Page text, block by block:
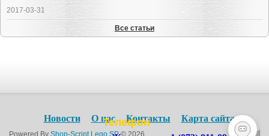
2017-03-31
Все статьи
Новости О нас Контакты Карта сайта
Powered By Shop-Script Lego SP© 2026
Телефон